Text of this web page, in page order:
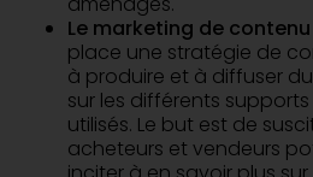
Le marketing de contenu
place une stratégie de
à produire et à diffuser
sur les différents
utilisés. Le but est de
acheteurs et vendeurs